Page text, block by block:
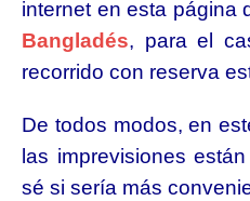
internet en esta página
Bangladés, para el
recorrido con reserva
De todos modos, en
las imprevisiones
sé si sería más